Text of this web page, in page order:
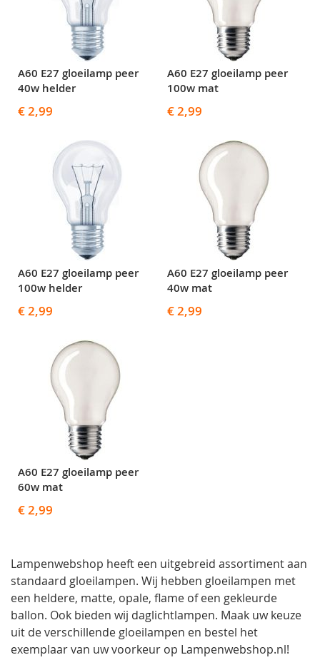
A60 E27 gloeilamp peer
40w helder
€ 2,99
A60 E27 gloeilamp peer
100w mat
€ 2,99
A60 E27 gloeilamp peer
100w helder
€ 2,99
A60 E27 gloeilamp peer
40w mat
€ 2,99
A60 E27 gloeilamp peer
60w mat
€ 2,99
Lampenwebshop heeft een uitgebreid assortiment aan
standaard gloeilampen. Wij hebben gloeilampen met
een heldere, matte, opale, flame of een gekleurde
ballon. Ook bieden wij daglichtlampen. Maak uw keuze
uit de verschillende gloeilampen en bestel het
exemplaar van uw voorkeur op Lampenwebshop.nl!